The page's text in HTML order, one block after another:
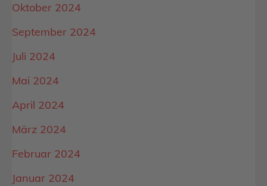
Oktober 2024
September 2024
Juli 2024
Mai 2024
April 2024
März 2024
Februar 2024
Januar 2024